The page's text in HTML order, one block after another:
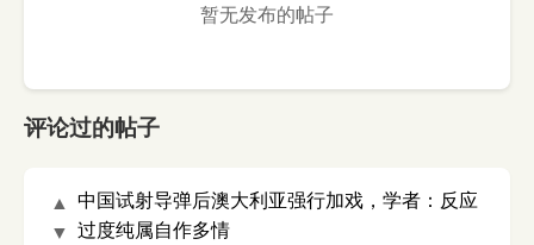
暂无发布的帖子
评论过的帖子
▲
▼
中国试射导弹后澳大利亚强行加戏，学者：反应
过度纯属自作多情